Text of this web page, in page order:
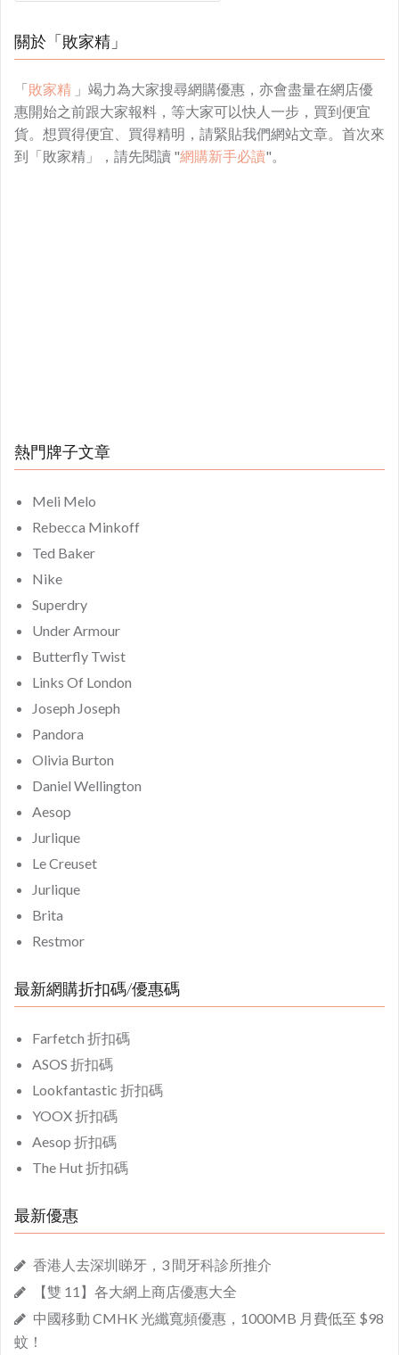
關於「敗家精」
「敗家精 」竭力為大家搜尋網購優惠，亦會盡量在網店優
惠開始之前跟大家報料，等大家可以快人一步，買到便宜
貨。想買得便宜、買得精明，請緊貼我們網站文章。首次來
到「敗家精」，請先閱讀 "網購新手必讀"。
熱門牌子文章
Meli Melo
Rebecca Minkoff
Ted Baker
Nike
Superdry
Under Armour
Butterfly Twist
Links Of London
Joseph Joseph
Pandora
Olivia Burton
Daniel Wellington
Aesop
Jurlique
Le Creuset
Jurlique
Brita
Restmor
最新網購折扣碼/優惠碼
Farfetch 折扣碼
ASOS 折扣碼
Lookfantastic 折扣碼
YOOX 折扣碼
Aesop 折扣碼
The Hut 折扣碼
最新優惠
香港人去深圳睇牙，3 間牙科診所推介
【雙 11】各大網上商店優惠大全
中國移動 CMHK 光纖寬頻優惠，1000MB 月費低至 $98
蚊！